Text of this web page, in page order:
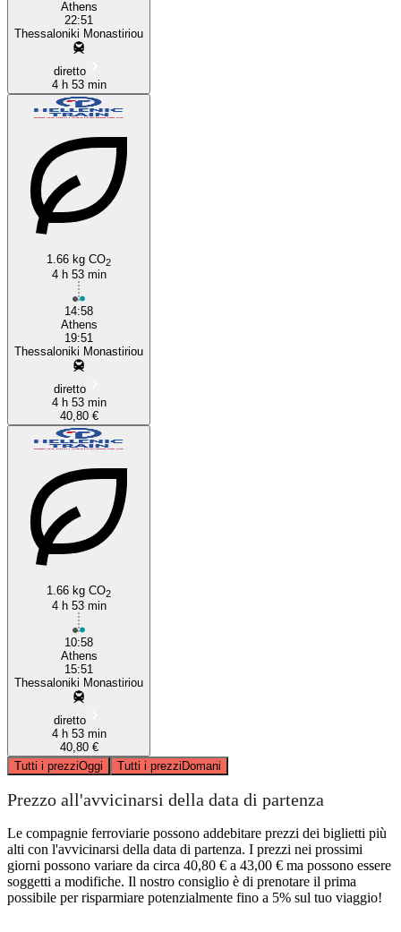
Athens
22:51
Thessaloniki Monastiriou
diretto
4 h 53 min
1.66 kg CO2
4 h 53 min
14:58
Athens
19:51
Thessaloniki Monastiriou
diretto
4 h 53 min
40,80 €
1.66 kg CO2
4 h 53 min
10:58
Athens
15:51
Thessaloniki Monastiriou
diretto
4 h 53 min
40,80 €
Tutti i prezziOggi Tutti i prezziDomani
Prezzo all'avvicinarsi della data di partenza
Le compagnie ferroviarie possono addebitare prezzi dei biglietti più
alti con l'avvicinarsi della data di partenza. I prezzi nei prossimi
giorni possono variare da circa 40,80 € a 43,00 € ma possono essere
soggetti a modifiche. Il nostro consiglio è di prenotare il prima
possibile per risparmiare potenzialmente fino a 5% sul tuo viaggio!